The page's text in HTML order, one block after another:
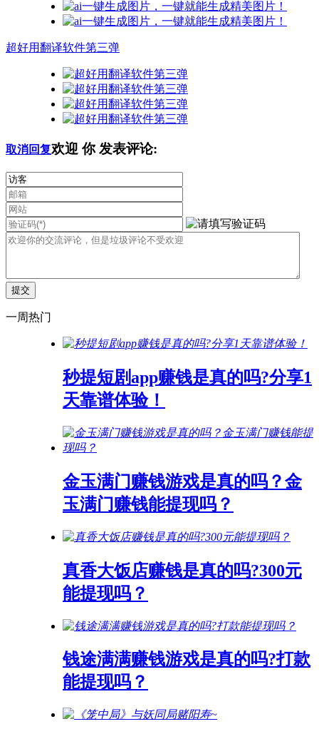
超好用翻译软件第三弹
取消回复欢迎 你发表评论:
一周热门
秒提短剧app赚钱是真的吗?分享1
天靠谱体验！
金玉满门赚钱游戏是真的吗？金
玉满门赚钱能提现吗？
真香大饭店赚钱是真的吗?300元
能提现吗？
钱途满满赚钱游戏是真的吗?打款
能提现吗？